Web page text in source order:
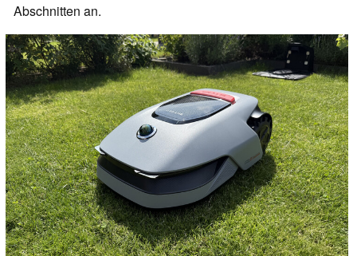
Abschnitten an.